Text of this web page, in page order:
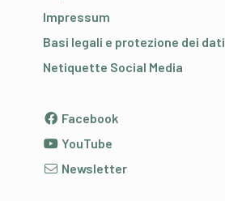
Impressum
Basi legali e protezione dei dati
Netiquette Social Media
Facebook
YouTube
Newsletter